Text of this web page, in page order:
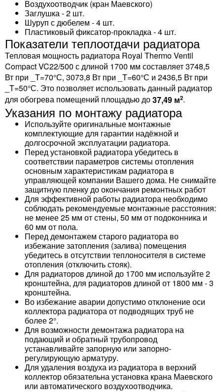
Воздухоотводчик (кран Маевского)
Заглушка - 2 шт.
Шуруп с дюбелем - 4 шт.
Пластиковый фиксатор-прокладка - 4 шт.
Показатели теплоотдачи радиатора
Тепловая мощность радиатора Royal Thermo Ventil
Compact VC22/500 с длиной 1700 мм составляет 3748,5
Вт при _T=70°С, 3073,8 Вт при _T=60°С и 2436,5 Вт при
_T=50°С. Это позволяет использовать данный радиатор
для обогрева помещений площадью до37,49 м2.
Указания по монтажу радиатора
Используйте оригинальные монтажные
комплектующие для гарантии надёжной и
долгосрочной эксплуатации радиатора.
Перед установкой радиатора убедитесь в
соответствии параметров системы отопления
основным характеристикам радиатора в
управляющей компании Вашего дома. Не снимайте
защитную пленку до окончания ремонтных работ
Для эффективной работы радиатора необходимо
соблюдать рекомендуемые монтажные расстояния:
не менее 25 мм от стены, 50 мм от подоконника и
60 мм от пола.
Перед демонтажем старого радиатора во
избежание затопления (залива) помещения
убедитесь в отсутствии теплоносителя в системе
отопления (отключить стояк).
Для радиаторов длиной до 1700 мм используйте 2
кронштейна, для радиаторов длиной от 1800 мм - 3
кронштейна.
Во избежание аварии допустимо отклонение оси
коллектора радиатора от подводящих труб не
более 2°.
Для возможности демонтажа радиатора на
подающий и обратный трубопровод
устанавливайте запорную или запорно-
регулирующую арматуру.
Для удаления воздуха из радиатора в верхний
коллектор обязательна установка крана Маевского
или автоматического воздухоотводчика.